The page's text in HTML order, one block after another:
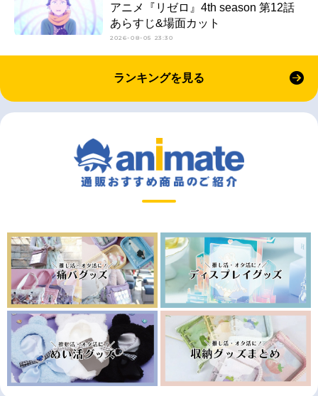
アニメ『リゼロ』4th season 第12話
あらすじ&場面カット
2026-08-05 23:30
ランキングを見る